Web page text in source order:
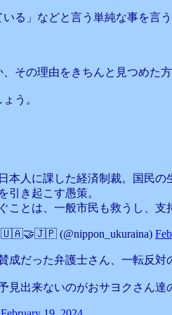
る」などと言う単純な事を言う
その理由をきちんと見つめた方
う。
本人に課した経済制裁。国民
引き起こす愚策。
ことは、一般市民も救うし、支
(@nippon_ukuraina)
成だった弁護士さん、一転反対
見出来ないのがおサヨクさん達